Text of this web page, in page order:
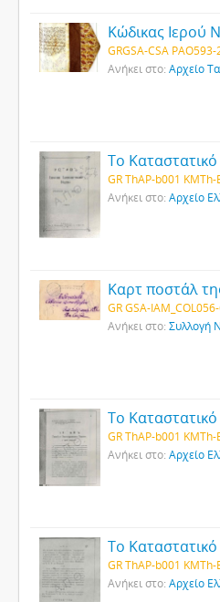
GRGSA-CSA PAO593-
Ανήκει στο: Αρχείο
GR ThAP-b001 KMTh-
Ανήκει στο: Αρχείο
Καρτ ποστάλ
GR GSA-
Ανήκει στο: Συλλογή
GR ThAP-b001 KMTh-
Ανήκει στο: Αρχείο
GR ThAP-b001 KMTh-
Ανήκει στο: Αρχείο